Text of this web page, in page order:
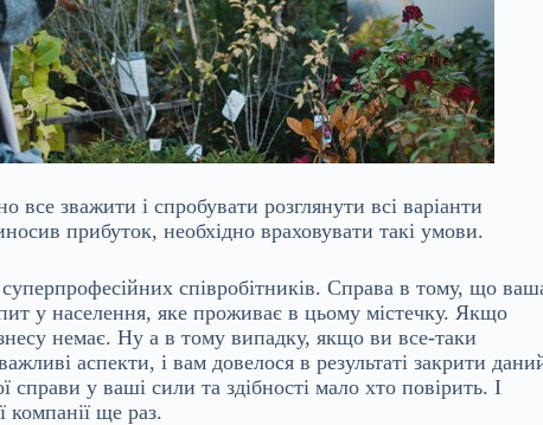
все зважити і спробувати розглянути всі варіанти
прибуток, необхідно враховувати такі умови.
співробітників. Справа в тому, що
у населення, яке проживає в цьому містечку. Якщо
немає. Ну а в тому випадку, якщо ви все-таки
аспекти, і вам довелося в результаті закрити
у ваші сили та здібності мало хто повірить. І
компанії ще раз.